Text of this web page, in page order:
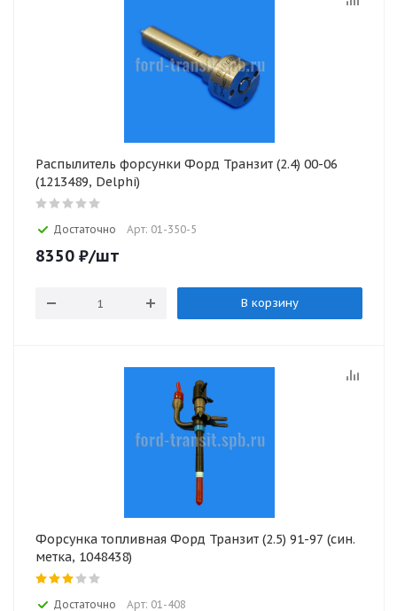
Распылитель форсунки Форд Транзит (2.4) 00-06
(1213489, Delphi)
Достаточно Арт: 01-350-5
8350 ₽/шт
В корзину
Форсунка топливная Форд Транзит (2.5) 91-97 (син.
метка, 1048438)
Достаточно Арт: 01-408